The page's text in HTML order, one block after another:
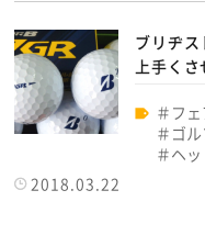
ブリヂス
上手く
フ
ゴ
ヘ
2018.03.22